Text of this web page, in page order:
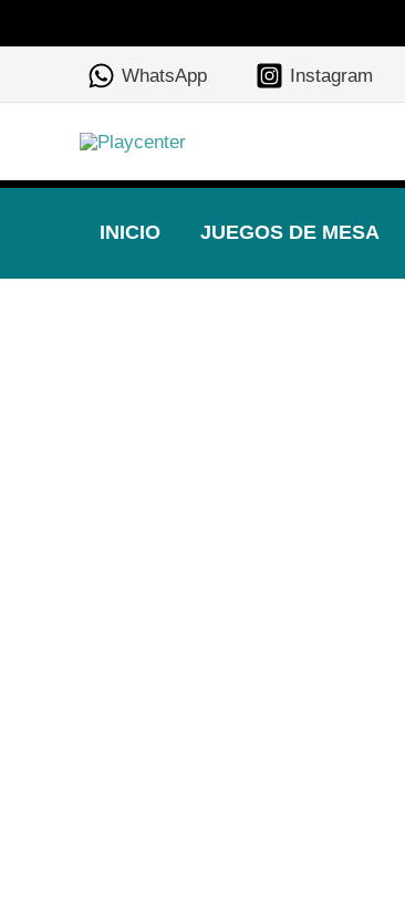
al
WhatsApp Instagram
INICIO JUEGOS DE MESA